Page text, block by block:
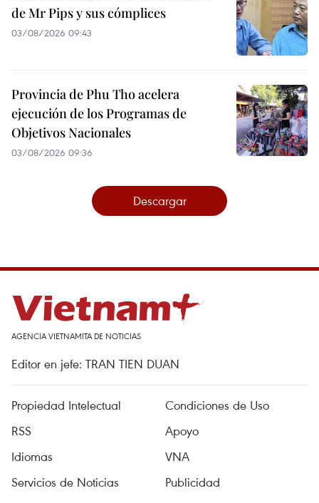
de Mr Pips y sus cómplices
03/08/2026 09:43
Provincia de Phu Tho acelera
ejecución de los Programas de
Objetivos Nacionales
03/08/2026 09:36
Descargar
AGENCIA VIETNAMITA DE NOTICIAS
Editor en jefe: TRAN TIEN DUAN
Propiedad Intelectual
Condiciones de Uso
RSS
Apoyo
Idiomas
VNA
Servicios de Noticias
Publicidad